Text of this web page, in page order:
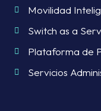
Movilidad
Switch as a
Plataforma de
Servicios